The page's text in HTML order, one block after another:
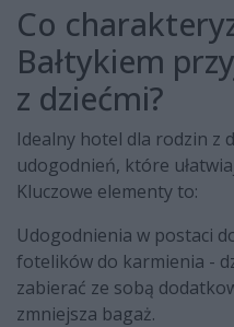
Co
Bałtykiem
z dziećmi?
Idealny hotel dla rodzin z
udogodnień, które
Kluczowe elementy to:
Udogodnienia w postaci
fotelików do karmienia -
zabierać ze sobą
zmniejsza bagaż.